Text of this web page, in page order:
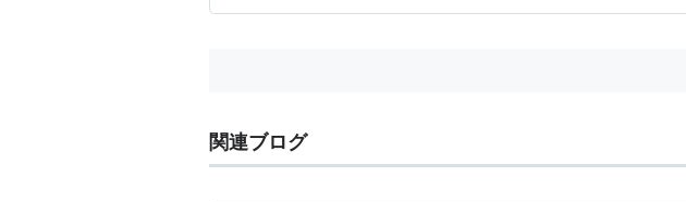
厳しい環境でも、楽しい！！が、真っすぐに伝わってきま…
関連ブログ